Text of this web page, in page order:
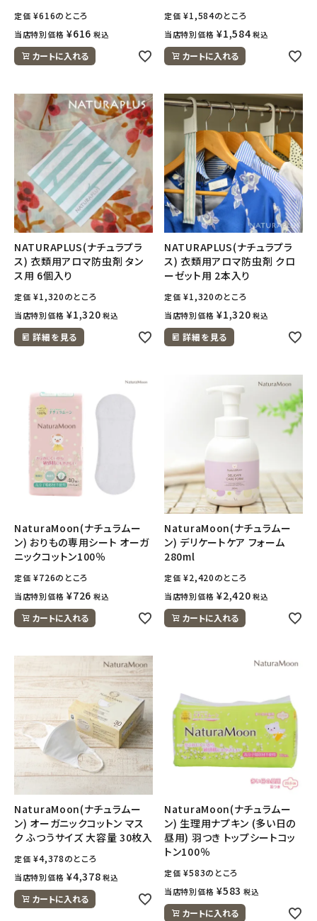
定価 ¥616のところ
当店特別価格 ¥616 税込
カートに入れる
定価 ¥1,584のところ
当店特別価格 ¥1,584 税込
カートに入れる
NATURAPLUS(ナチュラプラ
ス) 衣類用アロマ防虫剤 タン
ス用 6個入り
定価 ¥1,320のところ
当店特別価格 ¥1,320 税込
詳細を見る
NATURAPLUS(ナチュラプラ
ス) 衣類用アロマ防虫剤 クロ
ーゼット用 2本入り
定価 ¥1,320のところ
当店特別価格 ¥1,320 税込
詳細を見る
NaturaMoon(ナチュラムー
ン) おりもの専用シート オーガ
ニックコットン100％
定価 ¥726のところ
当店特別価格 ¥726 税込
カートに入れる
NaturaMoon(ナチュラムー
ン) デリケートケア フォーム
280ml
定価 ¥2,420のところ
当店特別価格 ¥2,420 税込
カートに入れる
NaturaMoon(ナチュラムー
ン) オーガニックコットン マス
ク ふつうサイズ 大容量 30枚入
定価 ¥4,378のところ
当店特別価格 ¥4,378 税込
カートに入れる
NaturaMoon(ナチュラムー
ン) 生理用ナプキン (多い日の
昼用) 羽つき トップシートコッ
トン100％
定価 ¥583のところ
当店特別価格 ¥583 税込
カートに入れる